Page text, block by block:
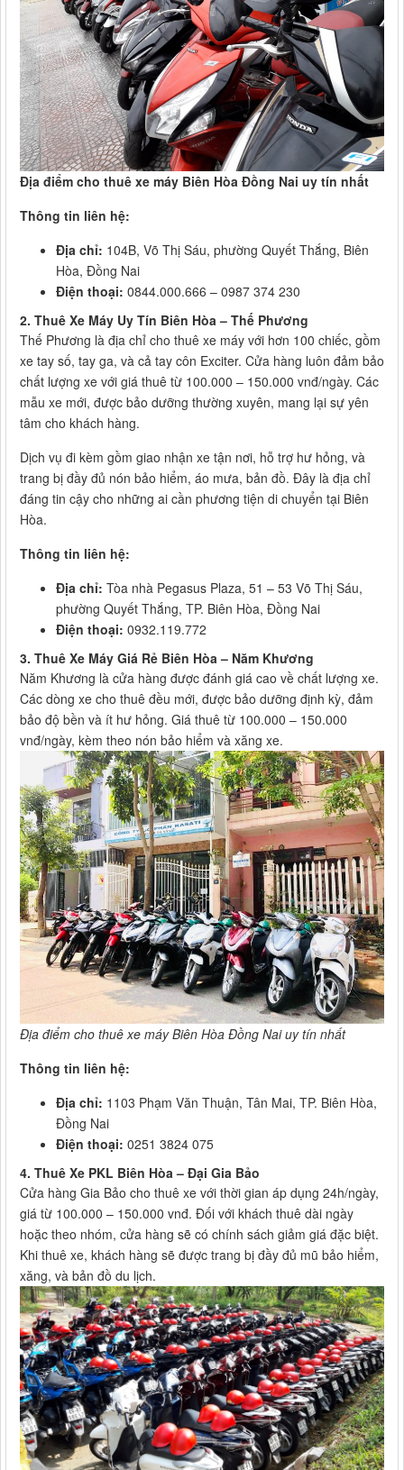
Địa điểm cho thuê xe máy Biên Hòa Đồng Nai uy tín nhất
Thông tin liên hệ:
Địa chỉ: 104B, Võ Thị Sáu, phường Quyết Thắng, Biên
Hòa, Đồng Nai
Điện thoại: 0844.000.666 – 0987 374 230
2. Thuê Xe Máy Uy Tín Biên Hòa – Thế Phương
Thế Phương là địa chỉ cho thuê xe máy với hơn 100 chiếc, gồm
xe tay số, tay ga, và cả tay côn Exciter. Cửa hàng luôn đảm bảo
chất lượng xe với giá thuê từ 100.000 – 150.000 vnđ/ngày. Các
mẫu xe mới, được bảo dưỡng thường xuyên, mang lại sự yên
tâm cho khách hàng.
Dịch vụ đi kèm gồm giao nhận xe tận nơi, hỗ trợ hư hỏng, và
trang bị đầy đủ nón bảo hiểm, áo mưa, bản đồ. Đây là địa chỉ
đáng tin cậy cho những ai cần phương tiện di chuyển tại Biên
Hòa.
Thông tin liên hệ:
Địa chỉ: Tòa nhà Pegasus Plaza, 51 – 53 Võ Thị Sáu,
phường Quyết Thắng, TP. Biên Hòa, Đồng Nai
Điện thoại: 0932.119.772
3. Thuê Xe Máy Giá Rẻ Biên Hòa – Năm Khương
Năm Khương là cửa hàng được đánh giá cao về chất lượng xe.
Các dòng xe cho thuê đều mới, được bảo dưỡng định kỳ, đảm
bảo độ bền và ít hư hỏng. Giá thuê từ 100.000 – 150.000
vnđ/ngày, kèm theo nón bảo hiểm và xăng xe.
Địa điểm cho thuê xe máy Biên Hòa Đồng Nai uy tín nhất
Thông tin liên hệ:
Địa chỉ: 1103 Phạm Văn Thuận, Tân Mai, TP. Biên Hòa,
Đồng Nai
Điện thoại: 0251 3824 075
4. Thuê Xe PKL Biên Hòa – Đại Gia Bảo
Cửa hàng Gia Bảo cho thuê xe với thời gian áp dụng 24h/ngày,
giá từ 100.000 – 150.000 vnđ. Đối với khách thuê dài ngày
hoặc theo nhóm, cửa hàng sẽ có chính sách giảm giá đặc biệt.
Khi thuê xe, khách hàng sẽ được trang bị đầy đủ mũ bảo hiểm,
xăng, và bản đồ du lịch.